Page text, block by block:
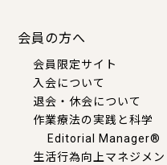
会員の方へ
会員限定サイト
入会について
退会・休会について
作業療法の実践と科学
Editorial Manager®
生活行為向上マネジメ